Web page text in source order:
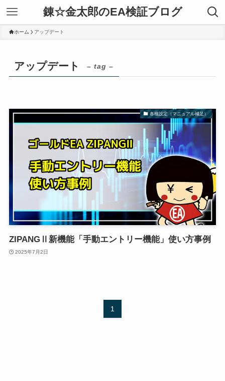
錬☆金太郎のEA検証ブログ
ホーム アップデート
アップデート – tag –
各種設定（マニュアル補足）
ZIPANGⅡ新機能「手動エントリー機能」使い方事例
2025年7月2日
1